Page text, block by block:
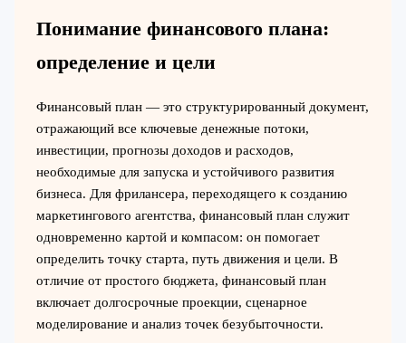
Понимание финансового плана:
определение и цели
Финансовый план — это структурированный документ,
отражающий все ключевые денежные потоки,
инвестиции, прогнозы доходов и расходов,
необходимые для запуска и устойчивого развития
бизнеса. Для фрилансера, переходящего к созданию
маркетингового агентства, финансовый план служит
одновременно картой и компасом: он помогает
определить точку старта, путь движения и цели. В
отличие от простого бюджета, финансовый план
включает долгосрочные проекции, сценарное
моделирование и анализ точек безубыточности.